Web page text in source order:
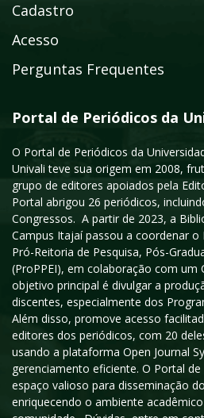
Cadastro
Acesso
Perguntas Frequentes
Portal de Periódicos da
O Portal de Periódicos da
Univali teve sua origem em 2008,
grupo de editores apoiados pela
Portal abrigou 26 periódicos,
Congressos. A partir de 2023, a
Campus Itajaí passou a coordenar
Pró-Reitoria de Pesquisa, Pós-
(ProPPEI), em colaboração com um
objetivo principal é divulgar a
discentes, especialmente dos
Além disso, promove acesso
editores dos periódicos, com 20
usando a plataforma Open Journal
gerenciamento eficiente. O Portal
espaço valioso para disseminação
enriquecendo o ambiente